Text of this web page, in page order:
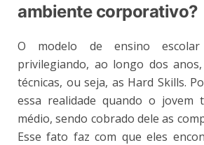
ambiente corporativo?
O modelo de ensino
privilegiando, ao longo dos
técnicas, ou seja, as Hard Skills.
essa realidade quando o jovem
médio, sendo cobrado dele as
Esse fato faz com que eles